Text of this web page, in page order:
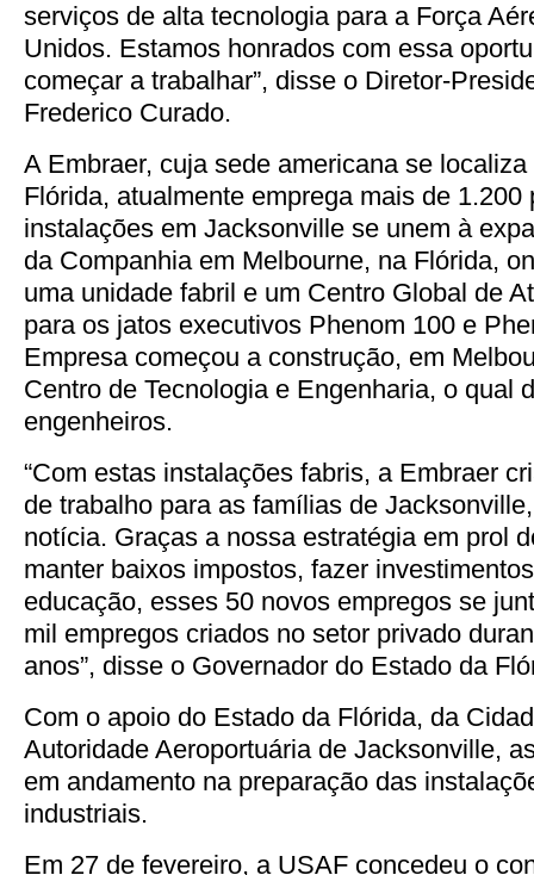
serviços de alta tecnologia para a Força
Unidos. Estamos honrados com essa
começar a trabalhar”, disse o Diretor-
Frederico Curado.
A Embraer, cuja sede americana se
Flórida, atualmente emprega mais de
instalações em Jacksonville se unem à
da Companhia em Melbourne, na Flórida,
uma unidade fabril e um Centro Global de
para os jatos executivos Phenom 100 e
Empresa começou a construção, em
Centro de Tecnologia e Engenharia, o qual
engenheiros.
“Com estas instalações fabris, a Embraer
de trabalho para as famílias de
notícia. Graças a nossa estratégia em prol
manter baixos impostos, fazer
educação, esses 50 novos empregos se
mil empregos criados no setor privado
anos”, disse o Governador do Estado da
Com o apoio do Estado da Flórida, da
Autoridade Aeroportuária de Jacksonville,
em andamento na preparação das
industriais.
Em 27 de fevereiro, a USAF concedeu o